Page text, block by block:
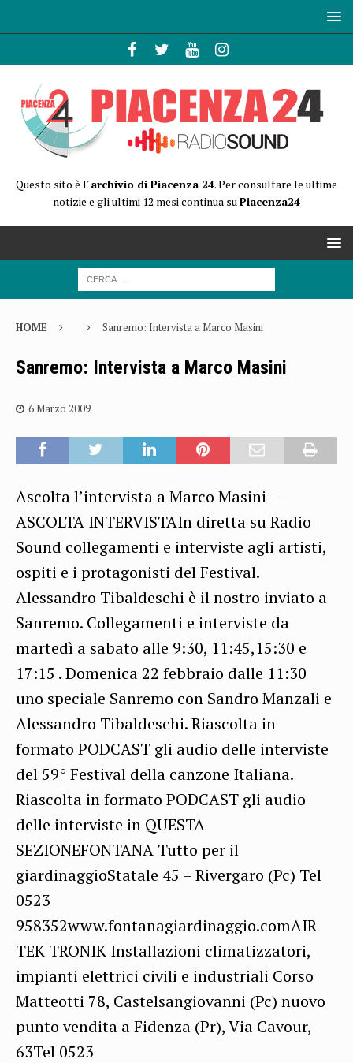
Questo sito è l'archivio di Piacenza 24. Per consultare le ultime
notizie e gli ultimi 12 mesi continua suPiacenza24
HOME Sanremo: Intervista a Marco Masini
Sanremo: Intervista a Marco Masini
6 Marzo 2009
Ascolta l’intervista a Marco Masini –
ASCOLTA INTERVISTAIn diretta su Radio
Sound collegamenti e interviste agli artisti,
ospiti e i protagonisti del Festival.
Alessandro Tibaldeschi è il nostro inviato a
Sanremo. Collegamenti e interviste da
martedì a sabato alle 9:30, 11:45,15:30 e
17:15 . Domenica 22 febbraio dalle 11:30
uno speciale Sanremo con Sandro Manzali e
Alessandro Tibaldeschi. Riascolta in
formato PODCAST gli audio delle interviste
del 59° Festival della canzone Italiana.
Riascolta in formato PODCAST gli audio
delle interviste in QUESTA
SEZIONEFONTANA Tutto per il
giardinaggioStatale 45 – Rivergaro (Pc) Tel
0523
958352www.fontanagiardinaggio.comAIR
TEK TRONIK Installazioni climatizzatori,
impianti elettrici civili e industriali Corso
Matteotti 78, Castelsangiovanni (Pc) nuovo
punto vendita a Fidenza (Pr), Via Cavour,
63Tel 0523